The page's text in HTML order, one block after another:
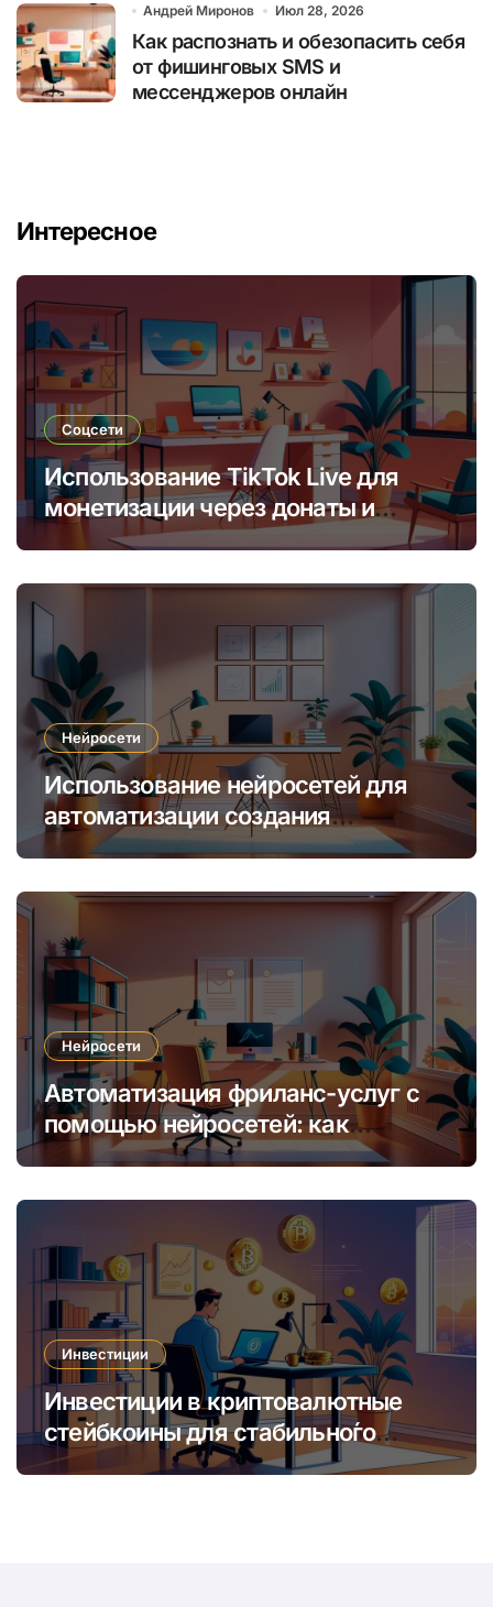
Андрей Миронов Июл 28, 2026
Как распознать и обезопасить себя
от фишинговых SMS и
мессенджеров онлайн
Интересное
Соцсети
Использование TikTok Live для
монетизации через донаты и
платные подписки
Нейросети
Использование нейросетей для
автоматизации создания
уникальных интернет-курсов и
Нейросети
Автоматизация фриланс-услуг с
помощью нейросетей: как
увеличить доход и сократить
Инвестиции
Инвестиции в криптовалютные
стейбкоины для стабильно́го
онлайн-заработка в условиях